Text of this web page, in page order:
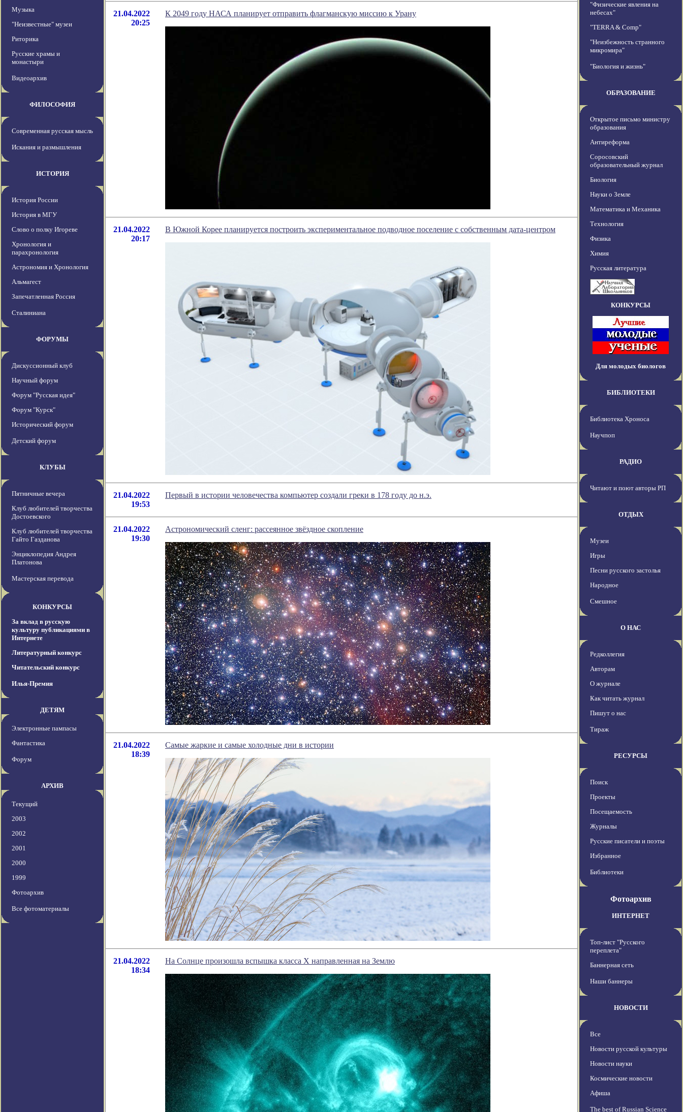
Музыка
"Неизвестные" музеи
Риторика
Русские храмы и
монастыри
Видеоархив
ФИЛОСОФИЯ
Современная русская мысль
Искания и размышления
ИСТОРИЯ
История России
История в МГУ
Слово о полку Игореве
Хронология и
парахронология
Астрономия и Хронология
Альмагест
Запечатленная Россия
Сталиниана
ФОРУМЫ
Дискуссионный клуб
Научный форум
Форум "Русская идея"
Форум "Курск"
Исторический форум
Детский форум
КЛУБЫ
Пятничные вечера
Клуб любителей творчества
Достоевского
Клуб любителей творчества
Гайто Газданова
Энциклопедия Андрея
Платонова
Мастерская перевода
КОНКУРСЫ
За вклад в русскую
культуру публикациями в
Интернете
Литературный конкурс
Читательский конкурс
Илья-Премия
ДЕТЯМ
Электронные пампасы
Фантастика
Форум
АРХИВ
Текущий
2003
2002
2001
2000
1999
Фотоархив
Все фотоматериалы
21.04.2022
20:25
К 2049 году НАСА планирует отправить флагманскую миссию к Урану
21.04.2022
20:17
В Южной Корее планируется построить экспериментальное подводное поселение с собственным дата-центром
21.04.2022
19:53
Первый в истории человечества компьютер создали греки в 178 году до н.э.
21.04.2022
19:30
Астрономический сленг: рассеянное звёздное скопление
21.04.2022
18:39
Самые жаркие и самые холодные дни в истории
21.04.2022
18:34
На Солнце произошла вспышка класса Х направленная на Землю
"Физические явления на
небесах"
"TERRA & Comp"
"Неизбежность странного
микромира"
"Биология и жизнь"
ОБРАЗОВАНИЕ
Открытое письмо министру
образования
Антиреформа
Соросовский
образовательный журнал
Биология
Науки о Земле
Математика и Механика
Технология
Физика
Химия
Русская литература
КОНКУРСЫ
Для молодых биологов
БИБЛИОТЕКИ
Библиотека Хроноса
Научпоп
РАДИО
Читают и поют авторы РП
ОТДЫХ
Музеи
Игры
Песни русского застолья
Народное
Смешное
О НАС
Редколлегия
Авторам
О журнале
Как читать журнал
Пишут о нас
Тираж
РЕСУРСЫ
Поиск
Проекты
Посещаемость
Журналы
Русские писатели и поэты
Избранное
Библиотеки
Фотоархив
ИНТЕРНЕТ
Топ-лист "Русского
переплета"
Баннерная сеть
Наши баннеры
НОВОСТИ
Все
Новости русской культуры
Новости науки
Космические новости
Афиша
The best of Russian Science